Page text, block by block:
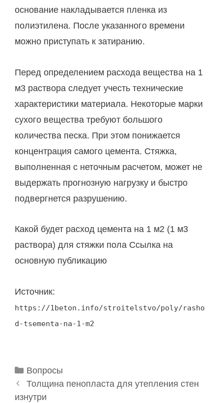
основание накладывается пленка из
полиэтилена. После указанного времени
можно приступать к затиранию.
Перед определением расхода вещества на 1
м3 раствора следует учесть технические
характеристики материала. Некоторые марки
сухого вещества требуют большого
количества песка. При этом понижается
концентрация самого цемента. Стяжка,
выполненная с неточным расчетом, может не
выдержать прогнозную нагрузку и быстро
подвергнется разрушению.
Какой будет расход цемента на 1 м2 (1 м3
раствора) для стяжки пола Ссылка на
основную публикацию
Источник:
https://1beton.info/stroitelstvo/poly/rasho
d-tsementa-na-1-m2
Р
у
б
Вопросы
Н
а
Толщина пенопласта для утепления стен
изнутри